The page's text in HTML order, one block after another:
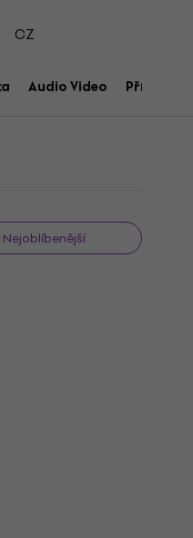
CZ
Audio Video
Nejoblíbenější